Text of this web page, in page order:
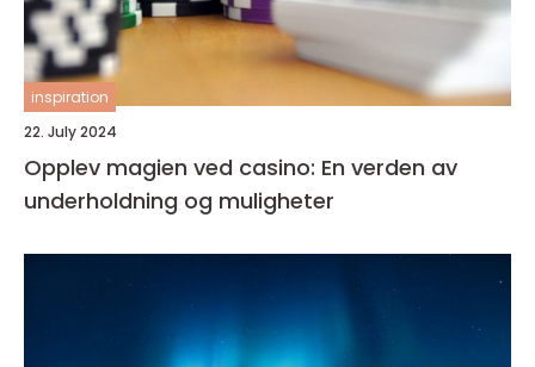
inspiration
22. July 2024
Opplev magien ved casino: En verden av
underholdning og muligheter